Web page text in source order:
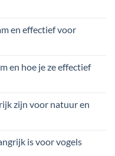
en effectief voor
en hoe je ze effectief
zijn voor natuur en
is voor vogels